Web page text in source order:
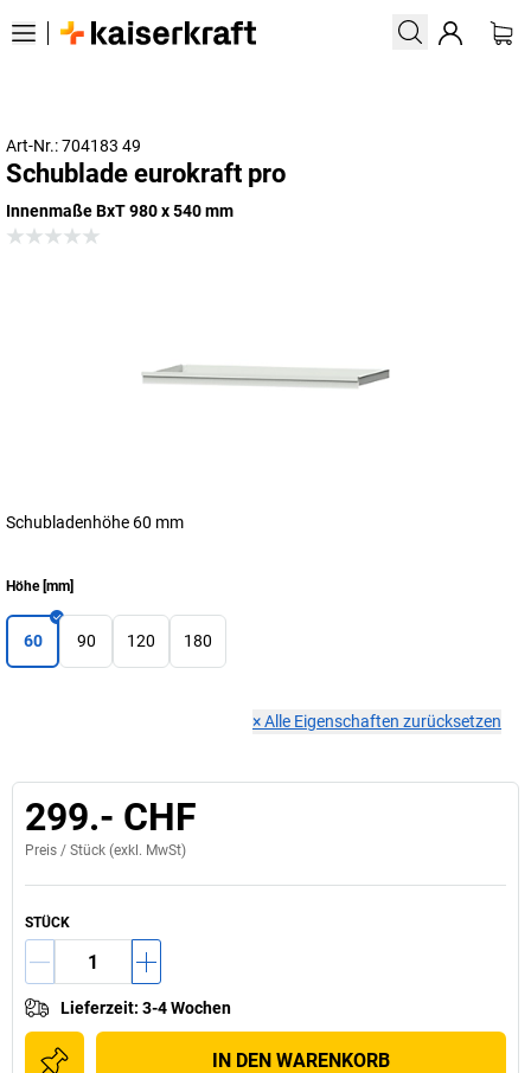
Art-Nr.: 704183 49
Schublade eurokraft pro
Innenmaße BxT 980 x 540 mm
Schubladenhöhe 60 mm
Höhe[mm]
60 90 120 180
×Alle Eigenschaften zurücksetzen
299.- CHF
Preis / Stück (exkl. MwSt)
STÜCK
Lieferzeit: 3-4 Wochen
IN DEN WARENKORB